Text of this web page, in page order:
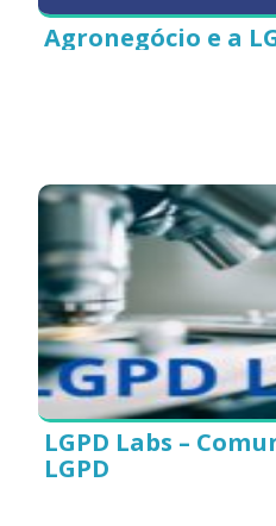
Agronegócio e a
LGPD Labs –
LGPD